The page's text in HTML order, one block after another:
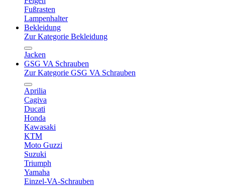
Fußrasten
Lampenhalter
Bekleidung
Zur Kategorie Bekleidung
Jacken
GSG VA Schrauben
Zur Kategorie GSG VA Schrauben
Aprilia
Cagiva
Ducati
Honda
Kawasaki
KTM
Moto Guzzi
Suzuki
Triumph
Yamaha
Einzel-VA-Schrauben